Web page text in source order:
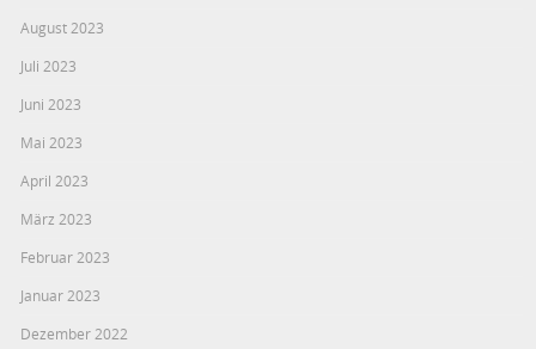
August 2023
Juli 2023
Juni 2023
Mai 2023
April 2023
März 2023
Februar 2023
Januar 2023
Dezember 2022